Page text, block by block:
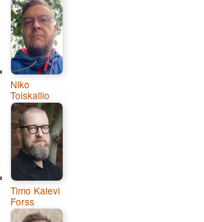
Niko
Toiskallio
Timo Kalevi
Forss